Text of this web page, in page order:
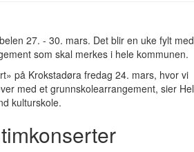
27. - 30. mars. Det blir en uke fylt med
som skal merkes i hele kommunen.
på Krokstadøra fredag 24. mars, hvor vi
med et grunnskolearrangement, sier
kulturskole.